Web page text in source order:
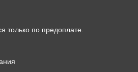
только по предоплате.